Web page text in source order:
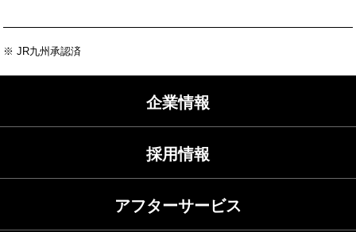
※ JR九州承認済
企業情報
採用情報
アフターサービス